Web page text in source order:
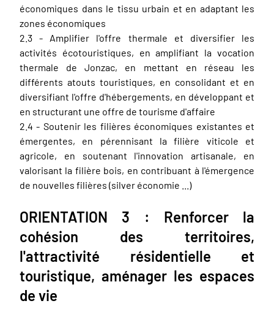
économiques dans le tissu urbain et en adaptant les
zones économiques
2.3 - Amplifier l'offre thermale et diversifier les
activités écotouristiques, en amplifiant la vocation
thermale de Jonzac, en mettant en réseau les
différents atouts touristiques, en consolidant et en
diversifiant l'offre d'hébergements, en développant et
en structurant une offre de tourisme d'affaire
2.4 - Soutenir les filières économiques existantes et
émergentes, en pérennisant la filière viticole et
agricole, en soutenant l'innovation artisanale, en
valorisant la filière bois, en contribuant à l'émergence
de nouvelles filières (silver économie ...)
ORIENTATION 3 : Renforcer la
cohésion des territoires,
l'attractivité résidentielle et
touristique, aménager les espaces
de vie